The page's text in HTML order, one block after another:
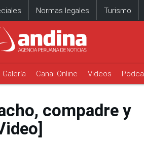
Normas legales Turismo
Galería Canal Online Videos
compadre y